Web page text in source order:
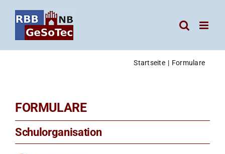
Inhalt
springen
Startseite Formulare
FORMULARE
Schulorganisation